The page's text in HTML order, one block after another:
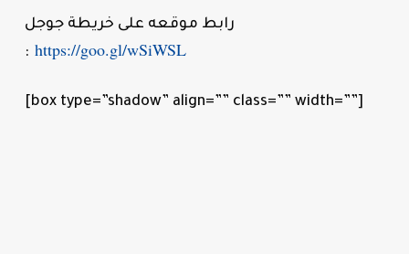
رابط موقعه على خريطة جوجل
: https://goo.gl/wSiWSL
[box type=”shadow” align=”” class=”” width=””]